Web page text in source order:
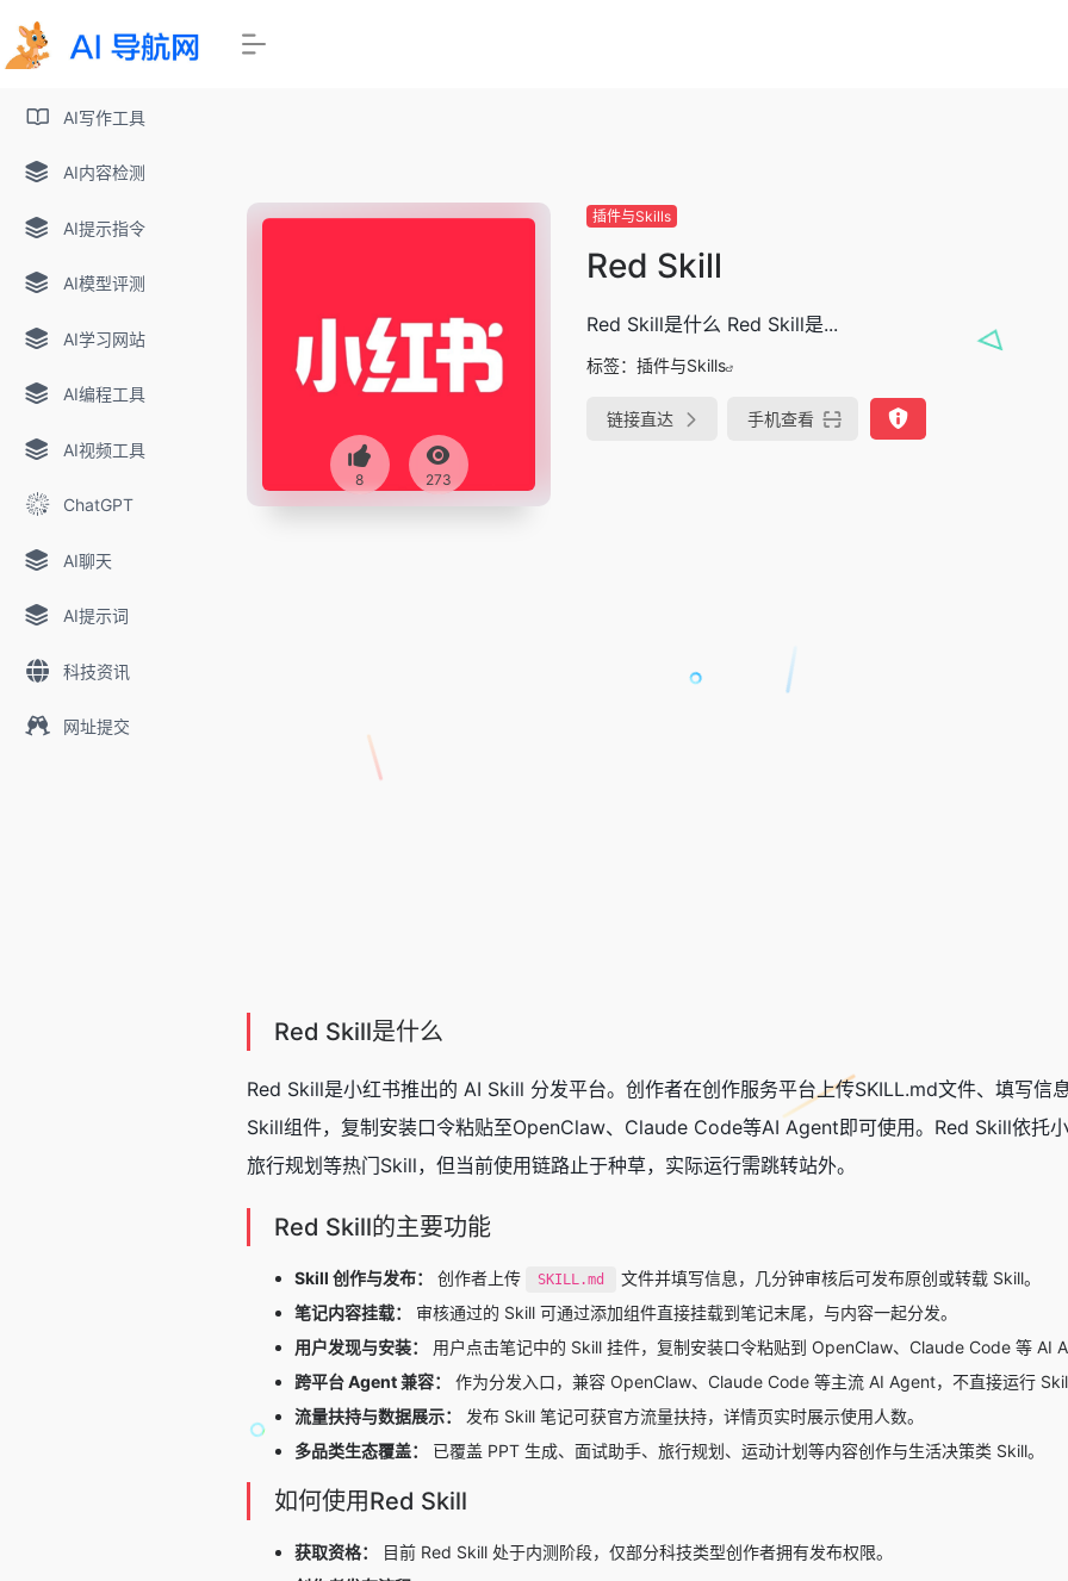
AI写作工具
AI内容检测
AI提示指令
AI模型评测
AI学习网站
AI编程工具
AI视频工具
ChatGPT
AI聊天
AI提示词
科技资讯
网址提交
8 273
插件与Skills
Red Skill
Red Skill是什么 Red Skill是...
标签： 插件与Skills
链接直达 手机查看
Red Skill是什么
Red Skill是小红书推出的 AI Skill 分发平台。创作者在创作服务平台上传SKILL.md文件、填写信
Skill组件，复制安装口令粘贴至OpenClaw、 Claude Code等AI Agent即可使用。Red Skill依托
旅行规划等热门Skill，但当前使用链路止于种草，实际运行需跳转站外。
Red Skill的主要功能
Skill 创作与发布： 创作者上传 SKILL.md
文件并填写信息，几分钟审核后可发布原创或转载 Skill。
笔记内容挂载：
审核通过的 Skill 可通过添加组件直接挂载到笔记末尾，与内容一起分发。
用户发现与安装：
用户点击笔记中的 Skill 挂件，复制安装口令粘贴到 OpenClaw、Claude Code 等 AI
跨平台 Agent 兼容：
作为分发入口，兼容 OpenClaw、Claude Code 等主流 AI Agent，不直接运行 Skill
流量扶持与数据展示：
发布 Skill 笔记可获官方流量扶持，详情页实时展示使用人数。
多品类生态覆盖：
已覆盖 PPT 生成、面试助手、旅行规划、运动计划等内容创作与生活决策类 Skill。
如何使用Red Skill
获取资格：
目前 Red Skill 处于内测阶段，仅部分科技类型创作者拥有发布权限。